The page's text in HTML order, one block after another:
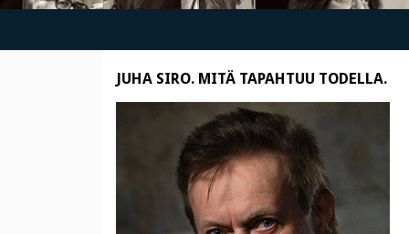
JUHA SIRO. MITÄ TAPAHTUU TODELLA.